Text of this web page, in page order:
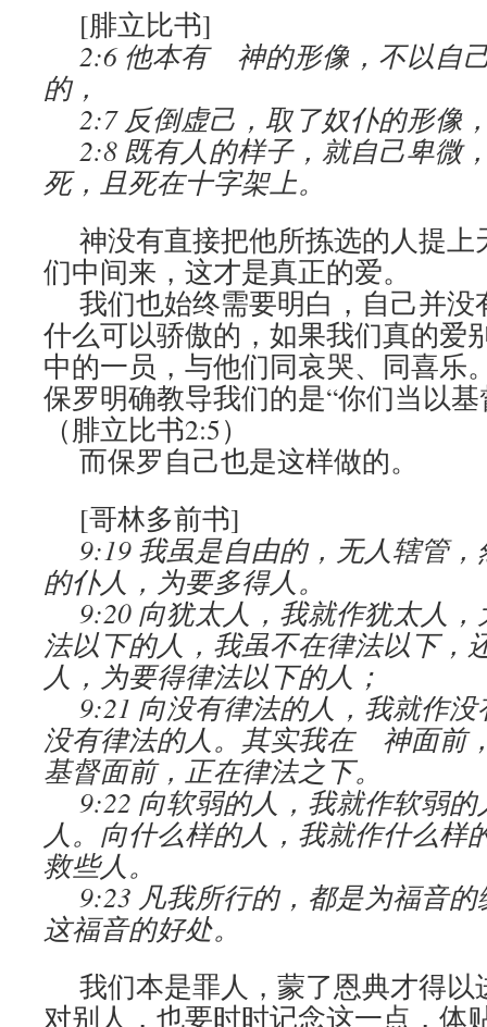
[腓立比书]
2:6 他本有 神的形像，不以自
的，
2:7 反倒虚己，取了奴仆的形像
2:8 既有人的样子，就自己卑微
死，且死在十字架上。
神没有直接把他所拣选的人提上
们中间来，这才是真正的爱。
我们也始终需要明白，自己并没
什么可以骄傲的，如果我们真的爱
中的一员，与他们同哀哭、同喜乐
保罗明确教导我们的是“你们当以
（腓立比书2:5）
而保罗自己也是这样做的。
[哥林多前书]
9:19 我虽是自由的，无人辖管
的仆人，为要多得人。
9:20 向犹太人，我就作犹太人，
法以下的人，我虽不在律法以下，
人，为要得律法以下的人；
9:21 向没有律法的人，我就作没
没有律法的人。其实我在 神面前
基督面前，正在律法之下。
9:22 向软弱的人，我就作软弱的
人。向什么样的人，我就作什么样
救些人。
9:23 凡我所行的，都是为福音的
这福音的好处。
我们本是罪人，蒙了恩典才得以
对别人，也要时时记念这一点，体